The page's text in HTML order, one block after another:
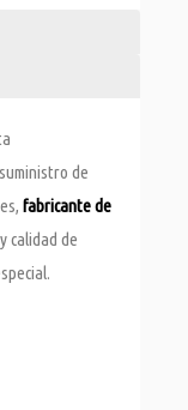
de
fabricante de
calidad de